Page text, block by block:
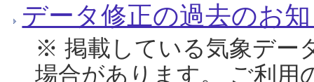
データ修正の過去のお
※ 掲載している気象デー
場合があります。 ご利用